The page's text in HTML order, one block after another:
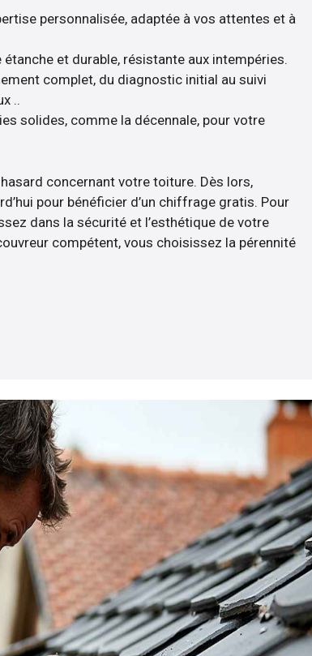
personnalisée, adaptée à vos attentes et à
étanche et durable, résistante aux intempéries.
complet, du diagnostic initial au suivi
..
solides, comme la décennale, pour votre
concernant votre toiture. Dès lors,
pour bénéficier d’un chiffrage gratis. Pour
dans la sécurité et l’esthétique de votre
compétent, vous choisissez la pérennité